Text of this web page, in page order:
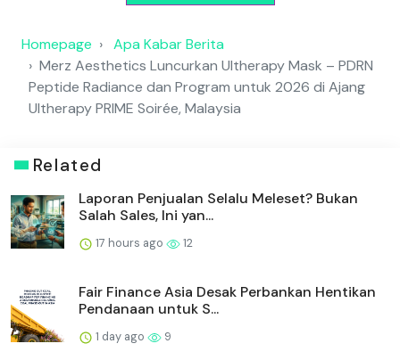
Homepage
Apa Kabar Berita
Merz Aesthetics Luncurkan Ultherapy Mask – PDRN
Peptide Radiance dan Program untuk 2026 di Ajang
Ultherapy PRIME Soirée, Malaysia
Related
Laporan Penjualan Selalu Meleset? Bukan
Salah Sales, Ini yan...
17 hours ago 12
Fair Finance Asia Desak Perbankan Hentikan
Pendanaan untuk S...
1 day ago 9